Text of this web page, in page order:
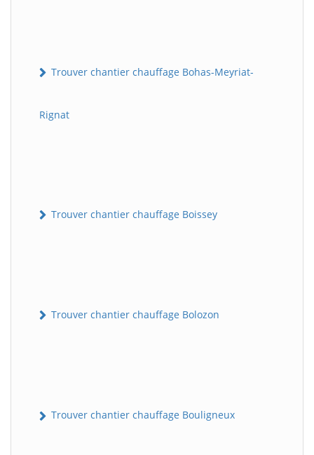
Trouver chantier chauffage Bohas-Meyriat-
Rignat
Trouver chantier chauffage Boissey
Trouver chantier chauffage Bolozon
Trouver chantier chauffage Bouligneux